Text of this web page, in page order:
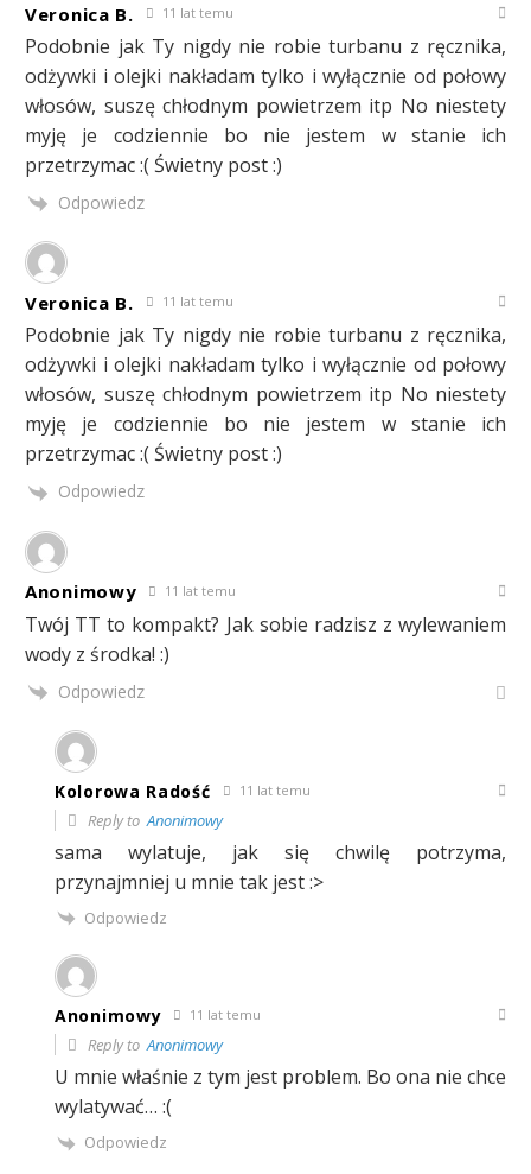
Veronica B. 11 lat temu
Podobnie jak Ty nigdy nie robie turbanu z ręcznika,
odżywki i olejki nakładam tylko i wyłącznie od połowy
włosów, suszę chłodnym powietrzem itp No niestety
myję je codziennie bo nie jestem w stanie ich
przetrzymac :( Świetny post :)
Odpowiedz
Veronica B. 11 lat temu
Podobnie jak Ty nigdy nie robie turbanu z ręcznika,
odżywki i olejki nakładam tylko i wyłącznie od połowy
włosów, suszę chłodnym powietrzem itp No niestety
myję je codziennie bo nie jestem w stanie ich
przetrzymac :( Świetny post :)
Odpowiedz
Anonimowy 11 lat temu
Twój TT to kompakt? Jak sobie radzisz z wylewaniem
wody z środka! :)
Odpowiedz
Kolorowa Radość 11 lat temu
Reply toAnonimowy
sama wylatuje, jak się chwilę potrzyma,
przynajmniej u mnie tak jest :>
Odpowiedz
Anonimowy 11 lat temu
Reply toAnonimowy
U mnie właśnie z tym jest problem. Bo ona nie chce
wylatywać… :(
Odpowiedz